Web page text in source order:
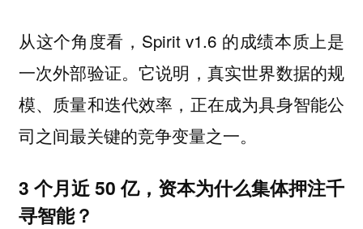
从这个角度看，Spirit v1.6 的成绩本质上是
一次外部验证。它说明， 真实世界数据的规
模、质量和迭代效率，正在成为具身智能公
司之间最关键的竞争变量之一。
3 个月近 50 亿，资本为什么集体押注千
寻智能？